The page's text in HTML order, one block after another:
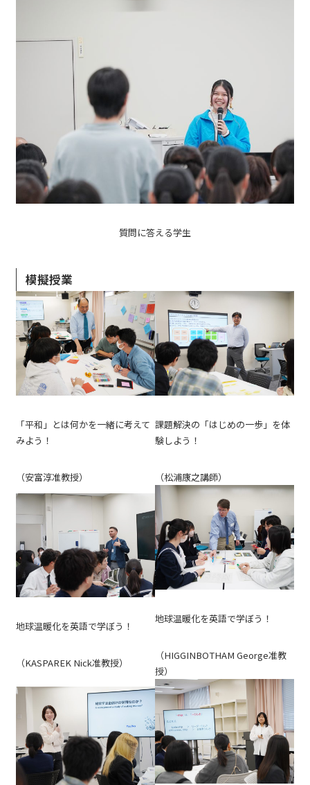
質問に答える学生
模擬授業
「平和」とは何かを一緒に考えて
みよう！
（安富淳准教授）
課題解決の「はじめの一歩」を体
験しよう！
（松浦康之講師）
地球温暖化を英語で学ぼう！
（KASPAREK Nick准教授）
地球温暖化を英語で学ぼう！
（HIGGINBOTHAM George准教
授）